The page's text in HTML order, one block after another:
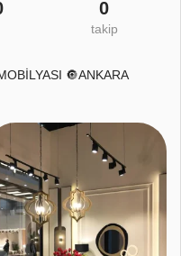
0
takip
🔘ANKARA